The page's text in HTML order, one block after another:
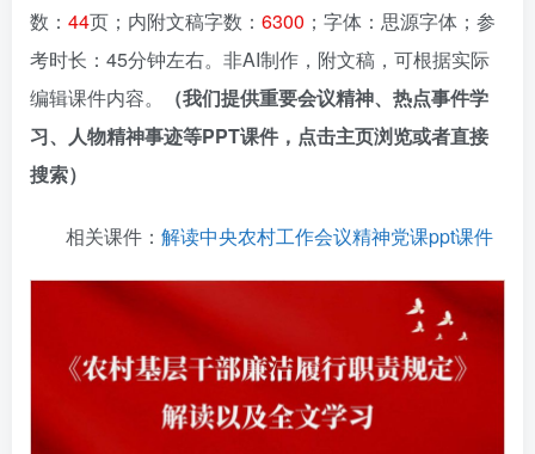
数： 44页；内附文稿字数： 6300 ；字体：思源字体；参
考时长：45分钟左右。非AI制作，附文稿，可根据实际
编辑课件内容。
（我们提供重要会议精神、热点事件学
习、人物精神事迹等PPT课件，点击主页浏览或者直接
搜索）
相关课件： 解读中央农村工作会议精神党课ppt课件